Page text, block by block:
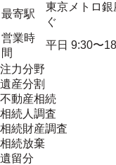
最寄駅
東京メトロ
ぐ
営業時
間
平日 9:30〜
注力分野
遺産分割
不動産相続
相続人調査
相続財産調査
相続放棄
遺留分